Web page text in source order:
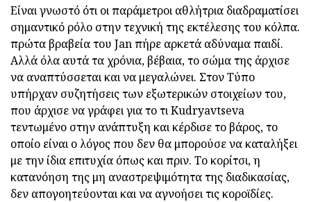
Είναι γνωστό ότι οι παράμετροι αθλήτρια διαδραματίσει
σημαντικό ρόλο στην τεχνική της εκτέλεσης του κόλπα.
πρώτα βραβεία του Jan πήρε αρκετά αδύναμα παιδί.
Αλλά όλα αυτά τα χρόνια, βέβαια, το σώμα της άρχισε
να αναπτύσσεται και να μεγαλώνει. Στον Τύπο
υπήρχαν συζητήσεις των εξωτερικών στοιχείων του,
που άρχισε να γράφει για το τι Kudryavtseva
τεντωμένο στην ανάπτυξη και κέρδισε το βάρος, το
οποίο είναι ο λόγος που δεν θα μπορούσε να καταλήξει
με την ίδια επιτυχία όπως και πριν. Το κορίτσι, η
κατανόηση της μη αναστρεψιμότητα της διαδικασίας,
δεν απογοητεύονται και να αγνοήσει τις κοροϊδίες.